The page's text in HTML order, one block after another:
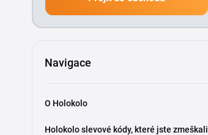
Navigace
O Holokolo
Holokolo slevové kódy, které jste zmeškali